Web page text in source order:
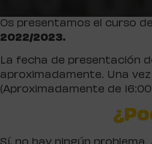
Os presentamos el curso de
2022/2023.
La fecha de presentación
aproximadamente. Una
(Aproximadamente de 16:00